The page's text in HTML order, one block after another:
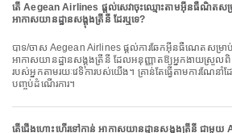
តើ Aegean Airlines ផ្តល់សេវាចុះឈ្មោះតាមអ៊ីនធឺណិតសម្
អាកាសយានដ្ឋានសង្តុងត្រីនី ដែរឬទេ?
បាទ/ចាស Aegean Airlines ផ្តល់ការឆែកអ៊ីនធឺណេតសម្រាប់ជើងហោះហើរទៅកាន់
អាកាសយានដ្ឋានសង្តុងត្រីនី ដែលអនុញ្ញាតឱ្យអ្នកងាយស្រួល
របស់អ្នកតាមរយៈវេទិការបស់យើង។ គ្រាន់តែធ្វើតាមការណែន
បញ្ចប់ដំណើរការ។
តើជើងហោះហើរទៅកាន់ អាកាសយានដ្ឋានសង្តុងត្រីនី ជាមួយ